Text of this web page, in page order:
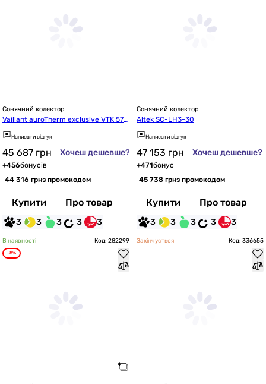
Сонячний колектор
Vaillant auroTherm exclusive VTK 57
0/2
Написати відгук
45 687 грн Хочеш дешевше?
+456бонусів
44 316 грнз промокодом
Купити Про товар
3 3 3 3 3
Сонячний колектор
Altek SC-LH3-30
Написати відгук
47 153 грн Хочеш дешевше?
+471бонус
45 738 грнз промокодом
Купити Про товар
3 3 3 3 3
В наявності Код: 282299
-8%
Закінчується Код: 336655